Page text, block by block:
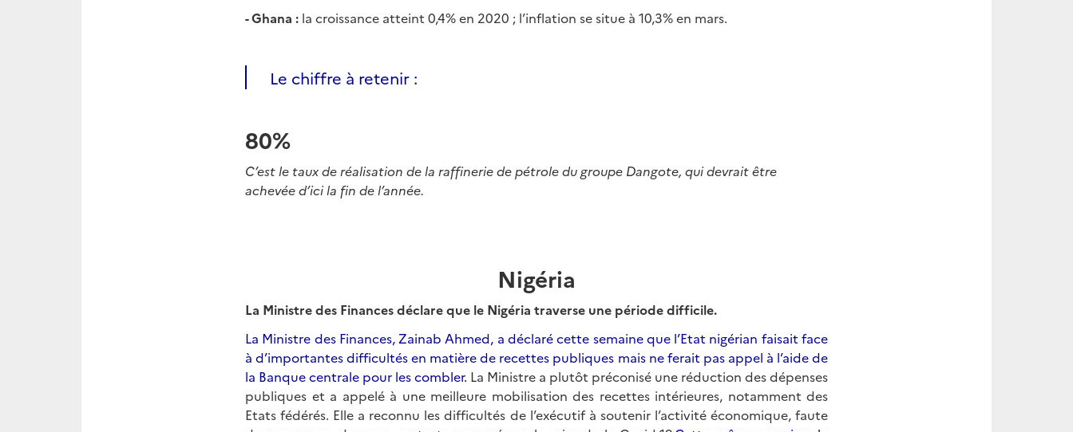
- Ghana : la croissance atteint 0,4% en 2020 ; l’inflation se situe à 10,3% en mars.
Le chiffre à retenir :
80%
C’est le taux de réalisation de la raffinerie de pétrole du groupe Dangote, qui devrait être
achevée d’ici la fin de l’année.
Nigéria
La Ministre des Finances déclare que le Nigéria traverse une période difficile.
La Ministre des Finances, Zainab Ahmed, a déclaré cette semaine que l’Etat nigérian faisait face
à d’importantes difficultés en matière de recettes publiques mais ne ferait pas appel à l’aide de
la Banque centrale pour les combler. La Ministre a plutôt préconisé une réduction des dépenses
publiques et a appelé à une meilleure mobilisation des recettes intérieures, notamment des
Etats fédérés. Elle a reconnu les difficultés de l’exécutif à soutenir l’activité économique, faute